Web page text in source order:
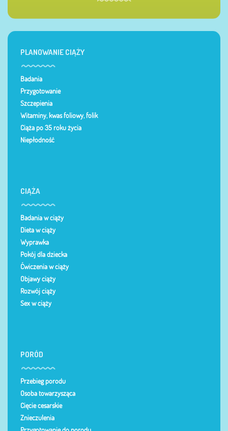
PLANOWANIE CIĄŻY
Badania
Przygotowanie
Szczepienia
Witaminy, kwas foliowy, folik
Ciąża po 35 roku życia
Niepłodność
CIĄŻA
Badania w ciąży
Dieta w ciąży
Wyprawka
Pokój dla dziecka
Ćwiczenia w ciąży
Objawy ciąży
Rozwój ciąży
Sex w ciąży
PORÓD
Przebieg porodu
Osoba towarzysząca
Cięcie cesarskie
Znieczulenia